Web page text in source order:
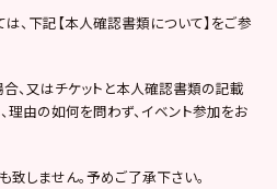
、下記【本人確認書類について】をご参
、又はチケットと本人確認書類の記載
理由の如何を問わず、イベント参加をお
しません。予めご了承下さい。